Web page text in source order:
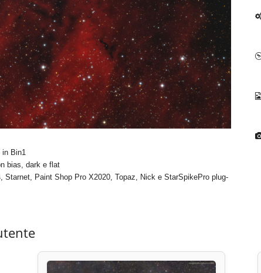
in Bin1
bias, dark e flat
Starnet, Paint Shop Pro X2020, Topaz, Nick e StarSpikePro plug-